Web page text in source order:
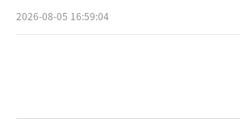
2026-08-05 16:59:04